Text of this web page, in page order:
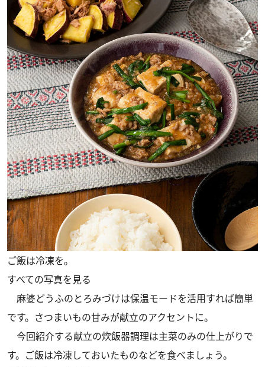
ご飯は冷凍を。
すべての写真を見る
麻婆どうふのとろみづけは保温モードを活用すれば簡単
です。さつまいもの甘みが献立のアクセントに。
今回紹介する献立の炊飯器調理は主菜のみの仕上がりで
す。ご飯は冷凍しておいたものなどを食べましょう。